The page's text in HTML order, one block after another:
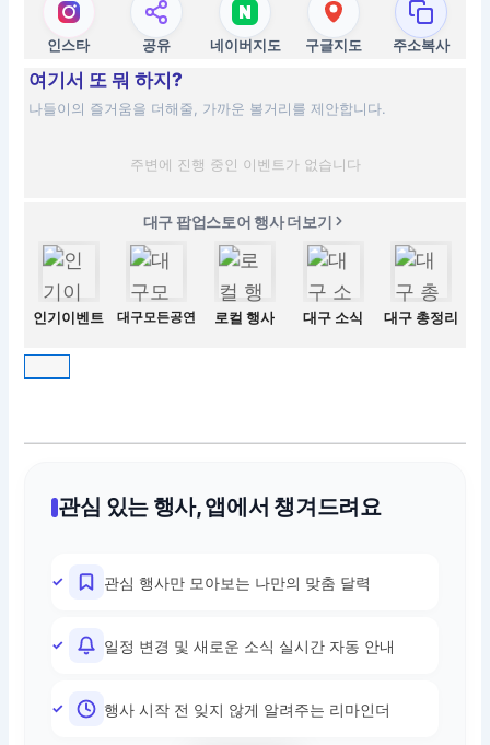
인스타 공유 네이버지도 구글지도 주소복사
여기서 또 뭐 하지?
나들이의 즐거움을 더해줄, 가까운 볼거리를 제안합니다.
주변에 진행 중인 이벤트가 없습니다
대구 팝업스토어 행사 더보기
인기이벤트 대구모든공연 로컬 행사 대구 소식 대구 총정리
관심 있는 행사, 앱에서 챙겨드려요
관심 행사만 모아보는 나만의 맞춤 달력
일정 변경 및 새로운 소식 실시간 자동 안내
행사 시작 전 잊지 않게 알려주는 리마인더